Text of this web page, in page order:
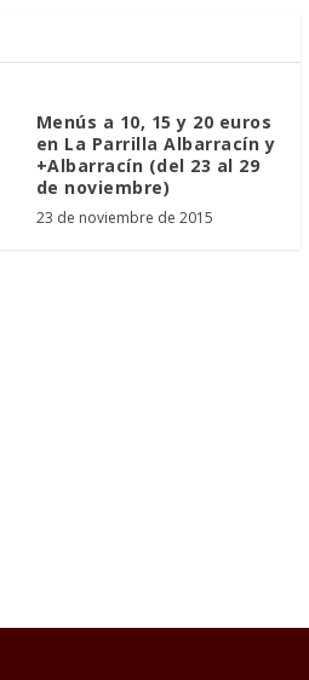
Menús a 10, 15 y 20 euros
en La Parrilla Albarracín y
+Albarracín (del 23 al 29
de noviembre)
23 de noviembre de 2015